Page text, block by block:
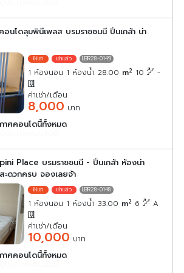
อนโดลุมพินีเพลส บรมราชชนนี ปิ่นเกล้า น่า
LBR28-0149
1 ห้องนอน 1 ห้องน้ำ 28.00 m2 10 -
ค่าเช่า/เดือน
8,000 บาท
าศคอนโดนี้ทั้งหมด
Place บรมราชชนนี - ปิ่นเกล้า ห้องน่า
ดวกครบ จองเลยจ้า
LBR28-0148
1 ห้องนอน 1 ห้องน้ำ 33.00 m2 6 A
ค่าเช่า/เดือน
10,000 บาท
าศคอนโดนี้ทั้งหมด